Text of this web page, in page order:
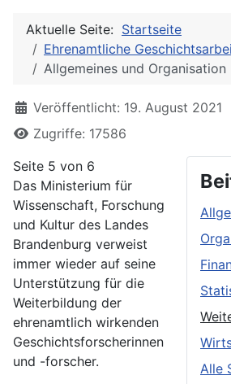
Aktuelle Seite: Startseite
Ehrenamtliche
Allgemeines und Organisation
Details
Veröffentlicht: 19. August 2021
Zugriffe: 17586
Alle
Seite 5 von 6
Das Ministerium für
Wissenschaft, Forschung
und Kultur des Landes
Brandenburg verweist
immer wieder auf seine
Unterstützung für die
Weiterbildung der
ehrenamtlich wirkenden
Geschichtsforscherinnen
und -forscher.